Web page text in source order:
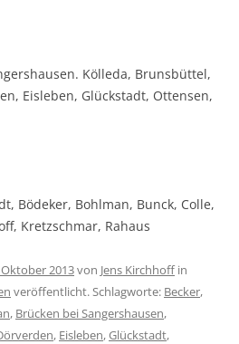
Kölleda, Brunsbüttel,
Eisleben, Glückstadt, Ottensen,
Bödeker, Bohlman, Bunck, Colle,
Kretzschmar, Rahaus
2013von Jens Kirchhoffin
veröffentlicht. Schlagworte: Becker,
, Brücken bei Sangershausen,
, Eisleben,Glückstadt,